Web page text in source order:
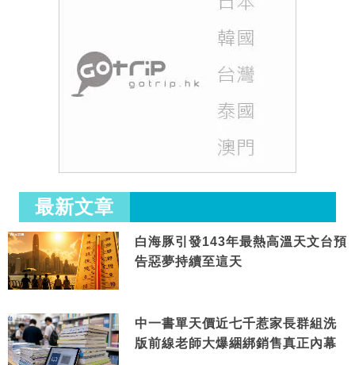
最新文章
白海豚引發143年最熱高溫天文台預
告惡夢持續至這天
中一書單天價近七千惹家長群組洗
版前線老師大爆綑綁銷售真正內幕